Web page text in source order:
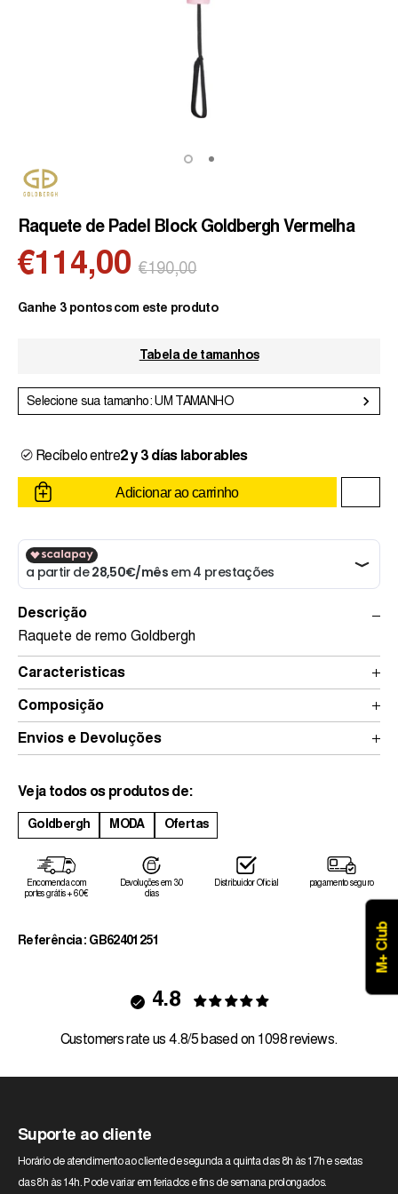
Raquete de Padel Block Goldbergh Vermelha
€114,00
Preço
€190,00
Ganhe 3 pontos com este produto
Tabela de tamanhos
Selecione sua tamanho: UM TAMANHO
Recíbelo entre2 y 3 días laborables
Adicionar ao carrinho
Encomenda com
portes grátis + 60€
Devoluções em 30
dias
Distribuidor Oficial pagamento seguro
Descrição
Raquete de remo Goldbergh
Caracteristicas
Composição
Envios e Devoluções
Veja todos os produtos de:
Goldbergh MODA Ofertas
Referência: GB62401251
4.8
Customers rate us 4.8/5 based on 1098 reviews.
Suporte ao cliente
Horário de atendimento ao cliente de segunda a quinta das 8h às 17h e sextas
das 8h às 14h. Pode variar em feriados e fins de semana prolongados.
M+ Club